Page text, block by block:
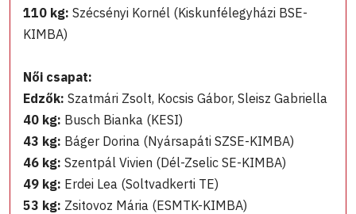
110 kg: Szécsényi Kornél (Kiskunfélegyházi BSE-
KIMBA)
Női csapat:
Edzők: Szatmári Zsolt, Kocsis Gábor, Sleisz Gabriella
40 kg: Busch Bianka (KESI)
43 kg: Báger Dorina (Nyársapáti SZSE-KIMBA)
46 kg: Szentpál Vivien (Dél-Zselic SE-KIMBA)
49 kg: Erdei Lea (Soltvadkerti TE)
53 kg: Zsitovoz Mária (ESMTK-KIMBA)